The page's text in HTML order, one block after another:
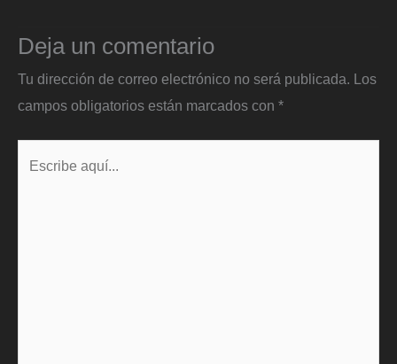
Deja un comentario
Tu dirección de correo electrónico no será publicada. Los
campos obligatorios están marcados con *